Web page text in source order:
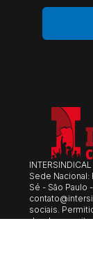
Sede Nacional:
Sé - São Paulo
sociais.
desde que